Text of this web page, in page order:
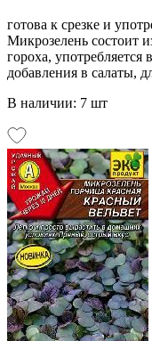
готова к срезке и
Микрозелень состоит
гороха,
добавления в салаты,
В наличии: 7 шт